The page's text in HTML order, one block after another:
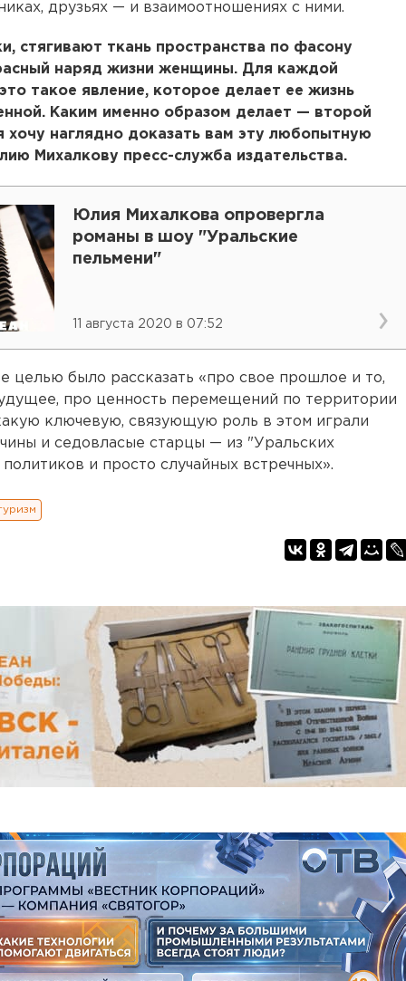
друзьях — и взаимоотношениях с ними.
стягивают ткань пространства по фасону
наряд жизни женщины. Для каждой
такое явление, которое делает ее жизнь
Каким именно образом делает — второй
хочу наглядно доказать вам эту любопытную
Михалкову пресс-служба издательства.
Юлия Михалкова опровергла
романы в шоу "Уральские
пельмени"
11 августа 2020 в 07:52
целью было рассказать «про свое прошлое и то,
про ценность перемещений по территории
ключевую, связующую роль в этом играли
и седовласые старцы — из "Уральских
и просто случайных встречных».